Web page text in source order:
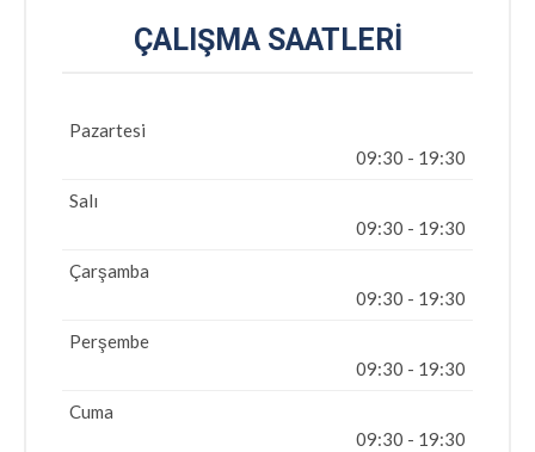
ÇALIŞMA SAATLERI
Pazartesi
09:30 - 19:30
Salı
09:30 - 19:30
Çarşamba
09:30 - 19:30
Perşembe
09:30 - 19:30
Cuma
09:30 - 19:30